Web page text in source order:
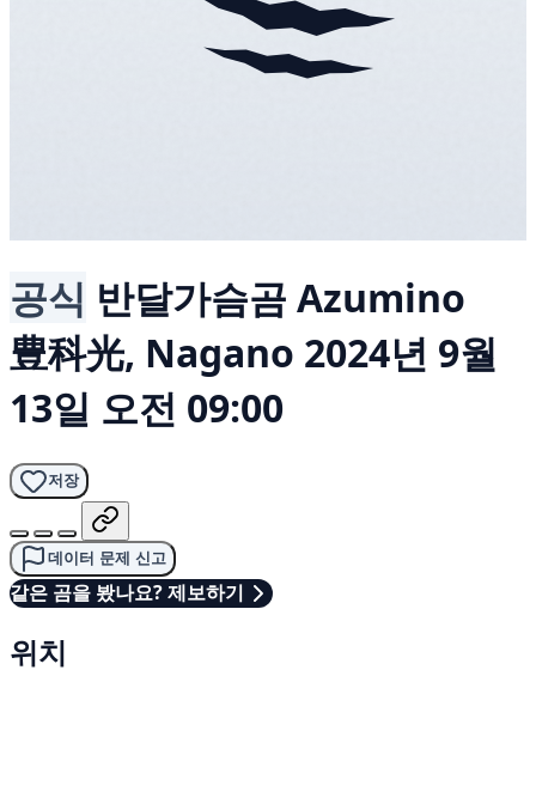
공식 반달가슴곰 Azumino
豊科光, Nagano 2024년 9월
13일 오전 09:00
저장
데이터 문제 신고
같은 곰을 봤나요? 제보하기
위치